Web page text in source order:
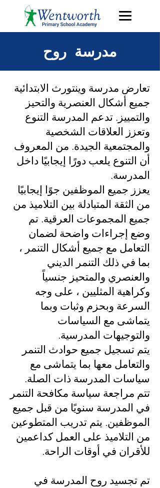
مدرسة روح
تعارض مدرسة وينتورث الابتدائية
جميع أشكال العنصرية والتحيز
والتمييز. تدعم المدرسة التنوع
وتعزز العلاقات الشخصية
والمجتمعية الجيدة. من المعروف
أن التنوع يلعب دورًا إيجابيًا داخل
المدرسة.
يعزز جميع الموظفين جوًا إيجابيًا
من الثقة المتبادلة بين التلاميذ من
جميع المجموعات العرقية. تم
وضع إجراءات واضحة لضمان
التعامل مع جميع أشكال التنمر ،
بما في ذلك التنمر الديني
والعنصري والمتحيز جنسياً
وكراهية المثليين ، على وجه
السرعة وبحزم وثبات وبما
يتماشى مع السياسات
والتوجيهات المدرسية.
يتم تسجيل جميع حوادث التنمر
والتعامل معها بما يتماشى مع
سياسات المدرسة ذات الصلة.
تتم مراجعة سياسة مكافحة التنمر
في المدرسة سنويًا من قبل جميع
الموظفين. يتم تدريب المتطوعين
من التلاميذ على العمل كداعمين
للأقران في أوقات الراحة.
تم تجسيد روح المدرسة في